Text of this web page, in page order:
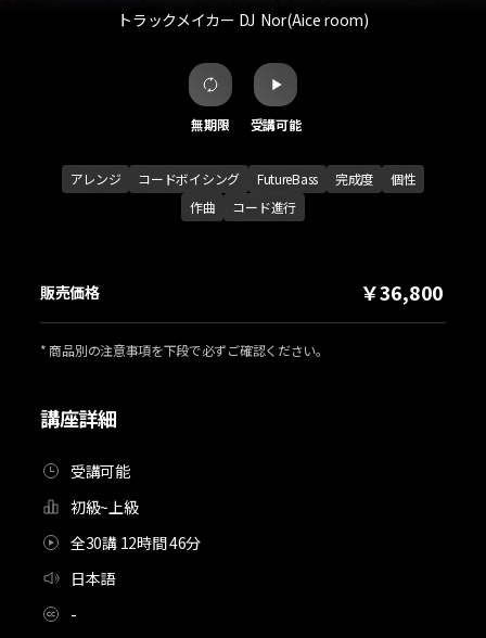
トラックメイカー DJ Nor(Aice room)
無期限 受講可能
アレンジ コードボイシング FutureBass 完成度
個性
作曲
コード進行
講座詳細
受講可能
初級~上級
全30講 12時間 46分
日本語
-
販売価格 ￥36,800
* 商品別の注意事項を下段で必ずご確認ください。